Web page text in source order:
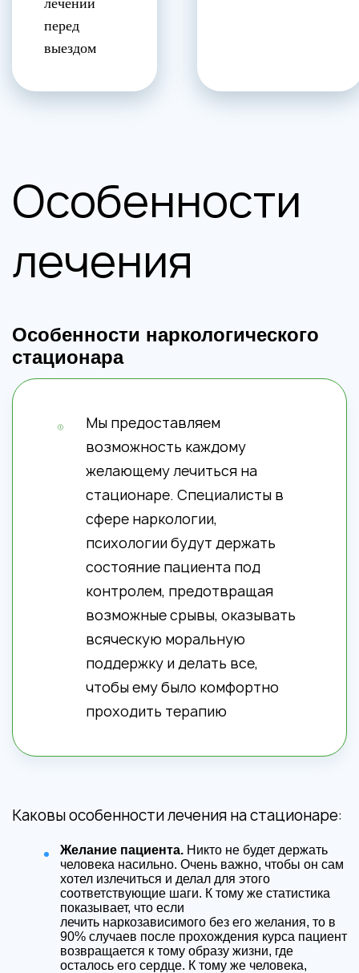
лечении
перед
выездом
Особенности
лечения
Особенности наркологического
стационара
Мы предоставляем
возможность каждому
желающему лечиться на
стационаре. Специалисты в
сфере наркологии,
психологии будут держать
состояние пациента под
контролем, предотвращая
возможные срывы, оказывать
всяческую моральную
поддержку и делать все,
чтобы ему было комфортно
проходить терапию
Каковы особенности лечения на стационаре:
Желание пациента. Никто не будет держать
человека насильно. Очень важно, чтобы он сам
хотел излечиться и делал для этого
соответствующие шаги. К тому же статистика
показывает, что если
лечить наркозависимого без его желания, то в
90% случаев после прохождения курса пациент
возвращается к тому образу жизни, где
осталось его сердце. К тому же человека,